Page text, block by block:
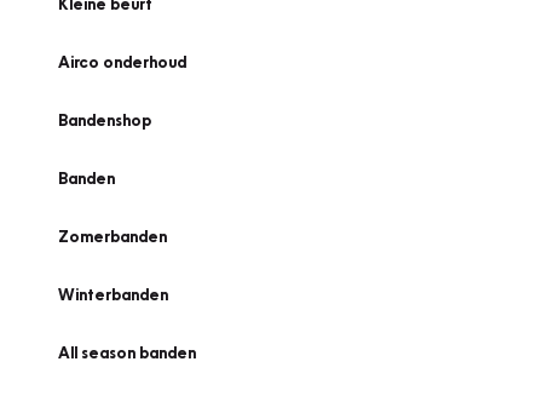
Airco onderhoud
Bandenshop
Banden
Zomerbanden
Winterbanden
All season banden